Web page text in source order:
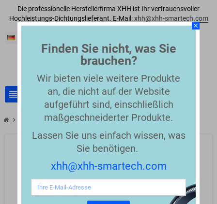
Die professionelle Herstellerfirma XHH ist Ihr vertrauensvoller
Hochleistungs-Dichtungslieferant. E-Mail: xhh@xhh-smartech.com
view_headline
chevron_right API 6A Wellhead Equipment Sealchevron_right Spring Packing
close
Finden Sie nicht, was Sie
brauchen?
Wir bieten viele weitere Produkte
an, die nicht auf der Website
aufgeführt sind, einschließlich
maßgeschneiderter Produkte.
Lassen Sie uns einfach wissen, was
Sie benötigen.
xhh@xhh-smartech.com